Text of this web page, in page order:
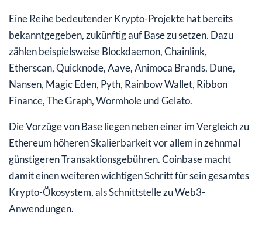
Eine Reihe bedeutender Krypto-Projekte hat bereits
bekanntgegeben, zukünftig auf Base zu setzen. Dazu
zählen beispielsweise Blockdaemon, Chainlink,
Etherscan, Quicknode, Aave, Animoca Brands, Dune,
Nansen, Magic Eden, Pyth, Rainbow Wallet, Ribbon
Finance, The Graph, Wormhole und Gelato.
Die Vorzüge von Base liegen neben einer im Vergleich zu
Ethereum höheren Skalierbarkeit vor allem in zehnmal
günstigeren Transaktionsgebühren. Coinbase macht
damit einen weiteren wichtigen Schritt für sein gesamtes
Krypto-Ökosystem, als Schnittstelle zu Web3-
Anwendungen.